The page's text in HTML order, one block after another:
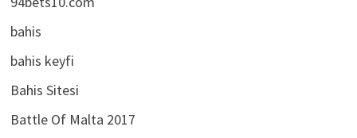
94bets10.com
bahis
bahis keyfi
Bahis Sitesi
Battle Of Malta 2017